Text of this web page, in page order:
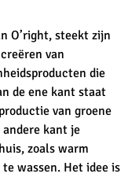
O’right, steekt zijn
van
die
de ene kant staat
van groene
kant je
zoals warm
wassen. Het idee is